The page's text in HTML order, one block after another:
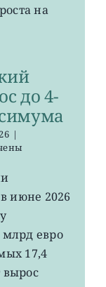
на
до 4-
|
июне 2026
млрд евро
17,4
вырос